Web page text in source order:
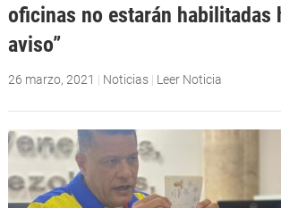
oficinas no estarán habilitadas
aviso”
26 marzo, 2021 | Noticias | Leer Noticia